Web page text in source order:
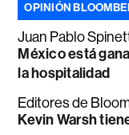
OPINIÓN
Juan Pablo
México está
la hospitalidad
Editores de
Kevin Warsh